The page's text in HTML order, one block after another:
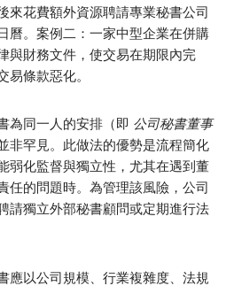
來花費額外資源聘請專業秘書公司
曆。案例二：一家中型企業在併購
與財務文件，使交易在期限內完
易條款惡化。
為同一人的安排（即 公司秘書董事
非罕見。此做法的優勢是流程簡化
弱化監督與獨立性，尤其在遇到董
任的問題時。為管理該風險，公司
請獨立外部秘書顧問或定期進行法
應以公司規模、行業複雜度、法規